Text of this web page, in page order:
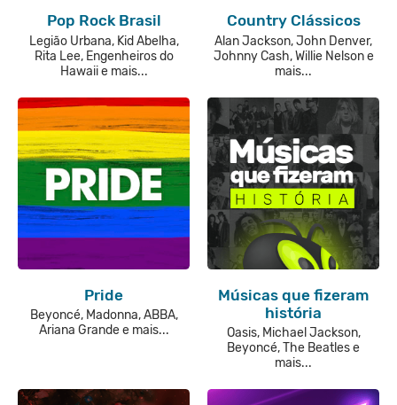
Pop Rock Brasil
Legião Urbana, Kid Abelha,
Rita Lee, Engenheiros do
Hawaii e mais...
Country Clássicos
Alan Jackson, John Denver,
Johnny Cash, Willie Nelson e
mais...
Pride
Beyoncé, Madonna, ABBA,
Ariana Grande e mais...
Músicas que fizeram
história
Oasis, Michael Jackson,
Beyoncé, The Beatles e
mais...